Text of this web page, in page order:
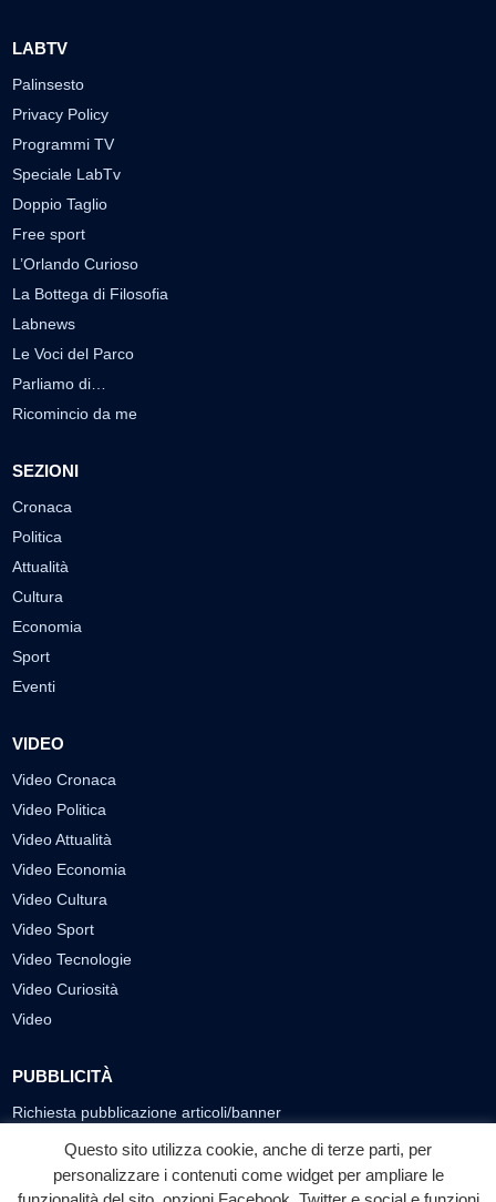
LABTV
Palinsesto
Privacy Policy
Programmi TV
Speciale LabTv
Doppio Taglio
Free sport
L’Orlando Curioso
La Bottega di Filosofia
Labnews
Le Voci del Parco
Parliamo di…
Ricomincio da me
SEZIONI
Cronaca
Politica
Attualità
Cultura
Economia
Sport
Eventi
VIDEO
Video Cronaca
Video Politica
Video Attualità
Video Economia
Video Cultura
Video Sport
Video Tecnologie
Video Curiosità
Video
PUBBLICITÀ
Richiesta pubblicazione articoli/banner
SEGUICI SUI SOCIAL
Questo sito utilizza cookie, anche di terze parti, per
personalizzare i contenuti come widget per ampliare le